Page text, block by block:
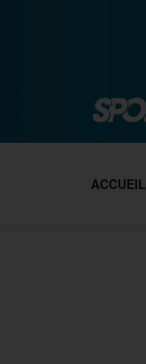
ACCUEIL